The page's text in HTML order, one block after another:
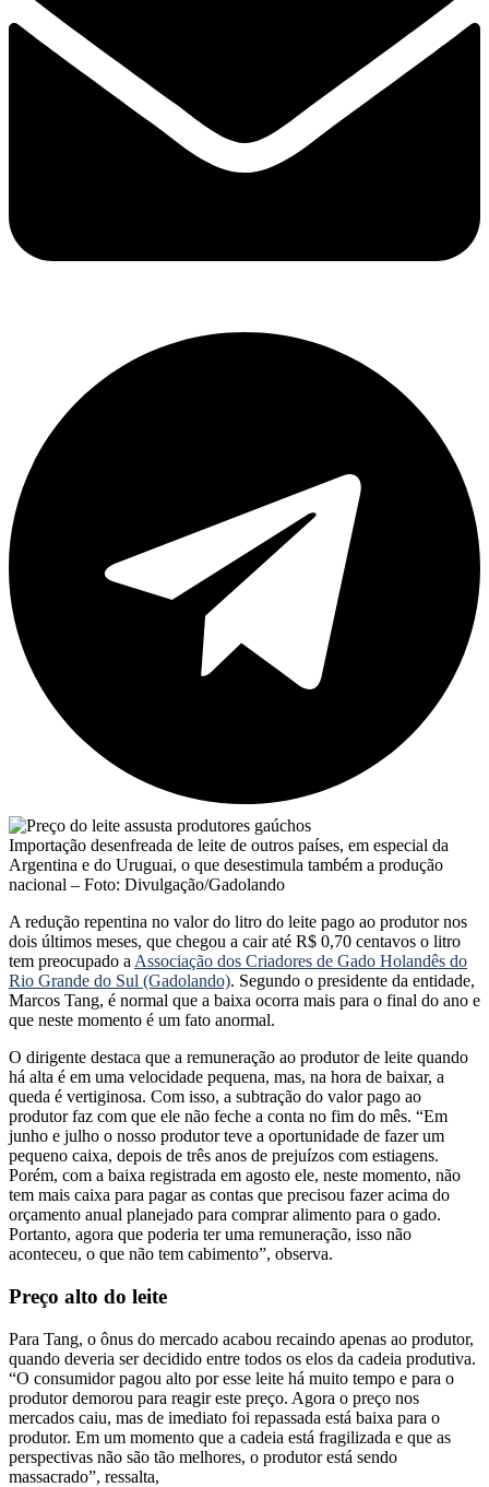
Importação desenfreada de leite de outros países, em especial da
Argentina e do Uruguai, o que desestimula também a produção
nacional – Foto: Divulgação/Gadolando
A redução repentina no valor do litro do leite pago ao produtor nos
dois últimos meses, que chegou a cair até R$ 0,70 centavos o litro
tem preocupado a Associação dos Criadores de Gado Holandês do
Rio Grande do Sul (Gadolando). Segundo o presidente da entidade,
Marcos Tang, é normal que a baixa ocorra mais para o final do ano e
que neste momento é um fato anormal.
O dirigente destaca que a remuneração ao produtor de leite quando
há alta é em uma velocidade pequena, mas, na hora de baixar, a
queda é vertiginosa. Com isso, a subtração do valor pago ao
produtor faz com que ele não feche a conta no fim do mês. “Em
junho e julho o nosso produtor teve a oportunidade de fazer um
pequeno caixa, depois de três anos de prejuízos com estiagens.
Porém, com a baixa registrada em agosto ele, neste momento, não
tem mais caixa para pagar as contas que precisou fazer acima do
orçamento anual planejado para comprar alimento para o gado.
Portanto, agora que poderia ter uma remuneração, isso não
aconteceu, o que não tem cabimento”, observa.
Preço alto do leite
Para Tang, o ônus do mercado acabou recaindo apenas ao produtor,
quando deveria ser decidido entre todos os elos da cadeia produtiva.
“O consumidor pagou alto por esse leite há muito tempo e para o
produtor demorou para reagir este preço. Agora o preço nos
mercados caiu, mas de imediato foi repassada está baixa para o
produtor. Em um momento que a cadeia está fragilizada e que as
perspectivas não são tão melhores, o produtor está sendo
massacrado”, ressalta,